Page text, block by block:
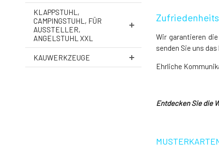
KLAPPSTUHL,
CAMPINGSTUHL, FÜR
AUSSTELLER,
ANGELSTUHL XXL
KAUWERKZEUGE
Wir garantieren
senden Sie uns
Ehrliche
Entdecken Sie die